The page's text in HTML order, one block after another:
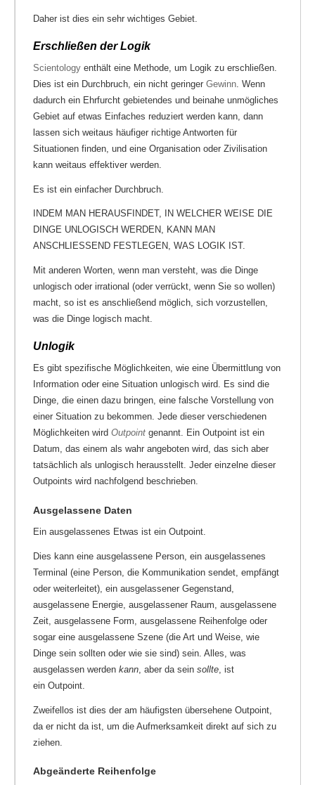
Daher ist dies ein sehr wichtiges Gebiet.
Erschließen der Logik
Scientology enthält eine Methode, um Logik zu erschließen.
Dies ist ein Durchbruch, ein nicht geringer Gewinn . Wenn
dadurch ein Ehrfurcht gebietendes und beinahe unmögliches
Gebiet auf etwas Einfaches reduziert werden kann, dann
lassen sich weitaus häufiger richtige Antworten für
Situationen finden, und eine Organisation oder Zivilisation
kann weitaus effektiver werden.
Es ist ein einfacher Durchbruch.
INDEM MAN HERAUSFINDET, IN WELCHER WEISE DIE
DINGE UNLOGISCH WERDEN, KANN MAN
ANSCHLIESSEND FESTLEGEN, WAS LOGIK IST.
Mit anderen Worten, wenn man versteht, was die Dinge
unlogisch oder irrational (oder verrückt, wenn Sie so wollen)
macht, so ist es anschließend möglich, sich vorzustellen,
was die Dinge logisch macht.
Unlogik
Es gibt spezifische Möglichkeiten, wie eine Übermittlung von
Information oder eine Situation unlogisch wird. Es sind die
Dinge, die einen dazu bringen, eine falsche Vorstellung von
einer Situation zu bekommen. Jede dieser verschiedenen
Möglichkeiten wird Outpoint genannt. Ein Outpoint ist ein
Datum, das einem als wahr angeboten wird, das sich aber
tatsächlich als unlogisch herausstellt. Jeder einzelne dieser
Outpoints wird nachfolgend beschrieben.
Ausgelassene Daten
Ein ausgelassenes Etwas ist ein Outpoint.
Dies kann eine ausgelassene Person, ein ausgelassenes
Terminal (eine Person, die Kommunikation sendet, empfängt
oder weiterleitet), ein ausgelassener Gegenstand,
ausgelassene Energie, ausgelassener Raum, ausgelassene
Zeit, ausgelassene Form, ausgelassene Reihenfolge oder
sogar eine ausgelassene Szene (die Art und Weise, wie
Dinge sein sollten oder wie sie sind) sein. Alles, was
ausgelassen werden kann , aber da sein sollte , ist
ein Outpoint.
Zweifellos ist dies der am häufigsten übersehene Outpoint,
da er nicht da ist, um die Aufmerksamkeit direkt auf sich zu
ziehen.
Abgeänderte Reihenfolge